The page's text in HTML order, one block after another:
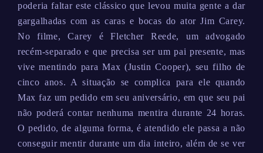
poderia faltar este clássico que levou muita gente a dar
gargalhadas com as caras e bocas do ator Jim Carey.
No filme, Carey é Fletcher Reede, um advogado
recém-separado e que precisa ser um pai presente, mas
vive mentindo para Max (Justin Cooper), seu filho de
cinco anos. A situação se complica para ele quando
Max faz um pedido em seu aniversário, em que seu pai
não poderá contar nenhuma mentira durante 24 horas.
O pedido, de alguma forma, é atendido ele passa a não
conseguir mentir durante um dia inteiro, além de se ver